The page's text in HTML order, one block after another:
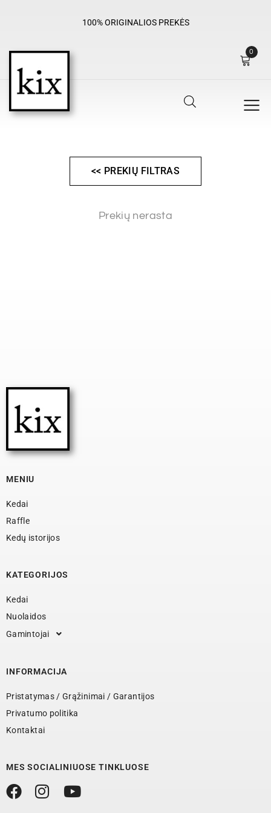
100% ORIGINALIOS PREKĖS
0
<< PREKIŲ FILTRAS
Prekių nerasta
MENIU
Kedai
Raffle
Kedų istorijos
KATEGORIJOS
Kedai
Nuolaidos
Gamintojai
INFORMACIJA
Pristatymas / Grąžinimai / Garantijos
Privatumo politika
Kontaktai
MES SOCIALINIUOSE TINKLUOSE